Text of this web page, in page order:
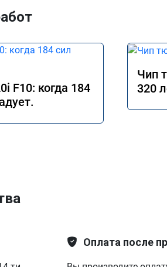
F10: когда 184
Чип
320
Оплата после